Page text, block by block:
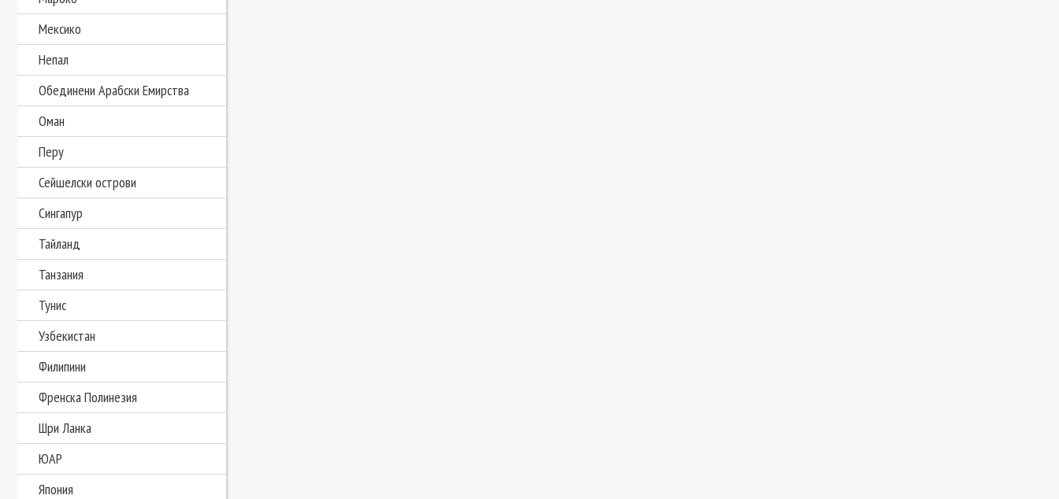
Мексико
Непал
Обединени Арабски Емирства
Оман
Перу
Сейшелски острови
Сингапур
Тайланд
Танзания
Тунис
Узбекистан
Филипини
Френска Полинезия
Шри Ланка
ЮАР
Япония